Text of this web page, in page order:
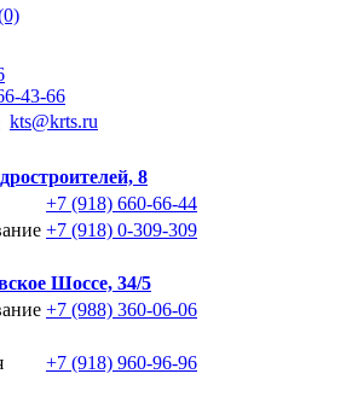
43-66
kts@krts.ru
8
+7 (918) 660-66-44
+7 (918) 0-309-309
Шоссе, 34/5
+7 (988) 360-06-06
+7 (918) 960-96-96